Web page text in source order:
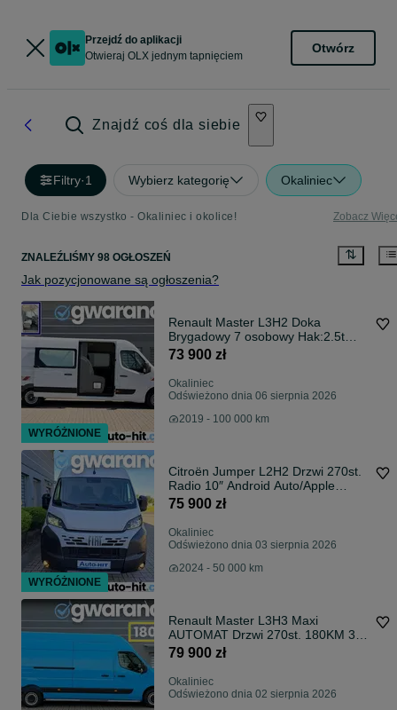
Przejdź do aplikacji
Otwieraj OLX jednym tapnięciem
Otwórz
Znajdź coś dla siebie
Filtry·1 Wybierz kategorię Okaliniec
Dla Ciebie wszystko - Okaliniec i okolice! Zobacz
ZNALEŹLIŚMY 98 OGŁOSZEŃ
Jak pozycjonowane są ogłoszenia?
Renault Master L3H2 Doka
Brygadowy 7 osobowy Hak:2.5t
*102.800km Gwarancja
73 900 zł
Okaliniec
Odświeżono dnia 06 sierpnia 2026
2019 - 100 000 km
Citroën Jumper L2H2 Drzwi 270st.
Radio 10″ Android Auto/Apple
Carplay 140KM
75 900 zł
Okaliniec
Odświeżono dnia 03 sierpnia 2026
2024 - 50 000 km
Renault Master L3H3 Maxi
AUTOMAT Drzwi 270st. 180KM 3
osobowy *57.600km Gwarancja
79 900 zł
Okaliniec
Odświeżono dnia 02 sierpnia 2026
WYRÓŻNIONE
WYRÓŻNIONE